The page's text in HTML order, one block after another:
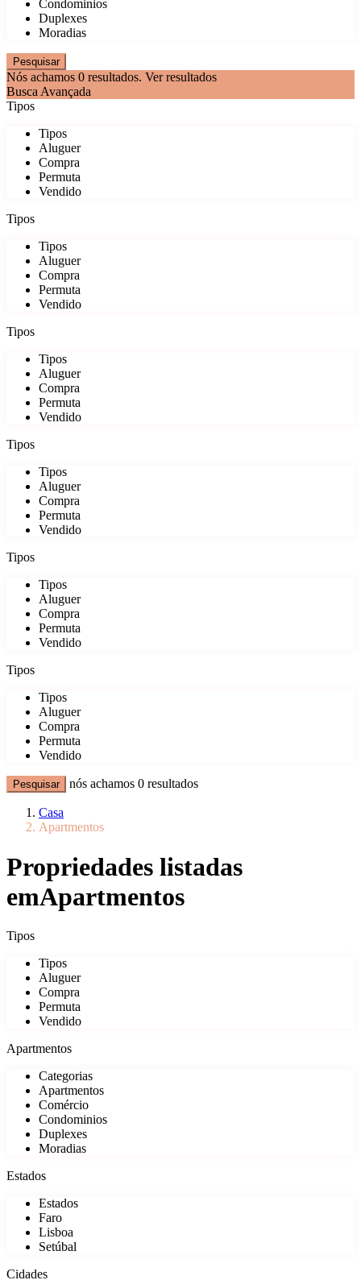
Condominios
Duplexes
Moradias
Nós achamos 0 resultados. Ver resultados
Busca Avançada
Tipos
Tipos
Aluguer
Compra
Permuta
Vendido
Tipos
Tipos
Aluguer
Compra
Permuta
Vendido
Tipos
Tipos
Aluguer
Compra
Permuta
Vendido
Tipos
Tipos
Aluguer
Compra
Permuta
Vendido
Tipos
Tipos
Aluguer
Compra
Permuta
Vendido
Tipos
Tipos
Aluguer
Compra
Permuta
Vendido
Pesquisar nós achamos 0 resultados
Casa
Apartmentos
Propriedades listadas
emApartmentos
Tipos
Tipos
Aluguer
Compra
Permuta
Vendido
Apartmentos
Categorias
Apartmentos
Comércio
Condominios
Duplexes
Moradias
Estados
Estados
Faro
Lisboa
Setúbal
Cidades